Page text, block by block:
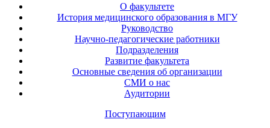
О факультете
История медицинского образования в МГУ
Руководство
Научно-педагогические работники
Подразделения
Развитие факультета
Основные сведения об организации
СМИ о нас
Аудитории
Поступающим